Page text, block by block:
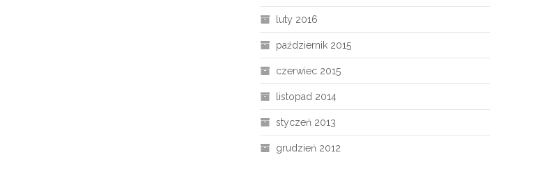
luty 2016
październik 2015
czerwiec 2015
listopad 2014
styczeń 2013
grudzień 2012